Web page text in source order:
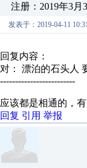
注册：2019年3月
发表于：2019-04-11
回复内容：
对： 漂泊的石头人
-------------------------
应该都是相通的，
回复 引用 举报